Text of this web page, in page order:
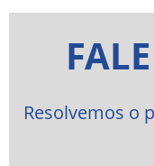
Resolvemos o